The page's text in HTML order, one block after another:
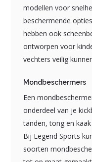
modellen voor
beschermende
hebben ook
ontworpen voor
vechters veilig
Mondbeschermers
Een
onderdeel van je
tanden, tong en
Bij Legend Sports
soorten